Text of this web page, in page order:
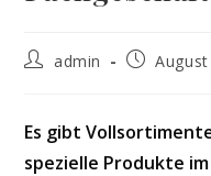
Beitrags-
admin
Beitrag
Es gibt
spezielle Produkte